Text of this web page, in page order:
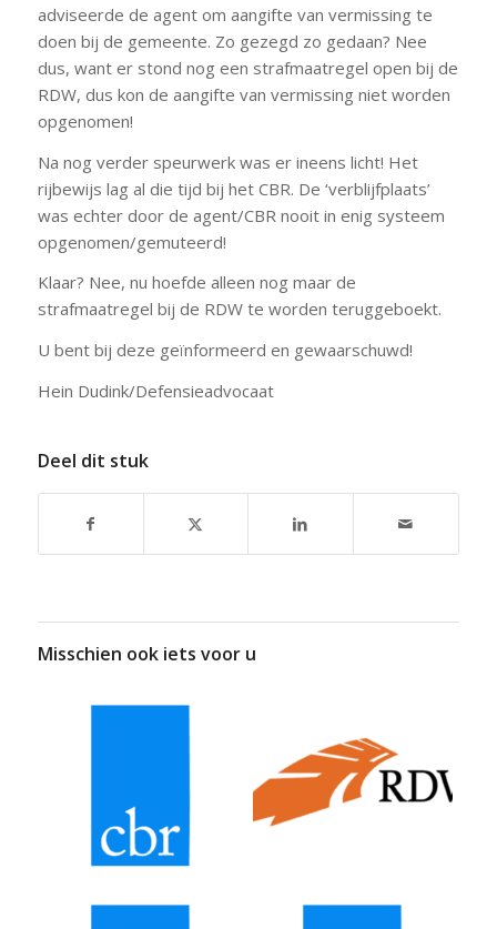
adviseerde de agent om aangifte van vermissing te
doen bij de gemeente. Zo gezegd zo gedaan? Nee
dus, want er stond nog een strafmaatregel open bij de
RDW, dus kon de aangifte van vermissing niet worden
opgenomen!
Na nog verder speurwerk was er ineens licht! Het
rijbewijs lag al die tijd bij het CBR. De ‘verblijfplaats’
was echter door de agent/CBR nooit in enig systeem
opgenomen/gemuteerd!
Klaar? Nee, nu hoefde alleen nog maar de
strafmaatregel bij de RDW te worden teruggeboekt.
U bent bij deze geïnformeerd en gewaarschuwd!
Hein Dudink/Defensieadvocaat
Deel dit stuk
Misschien ook iets voor u